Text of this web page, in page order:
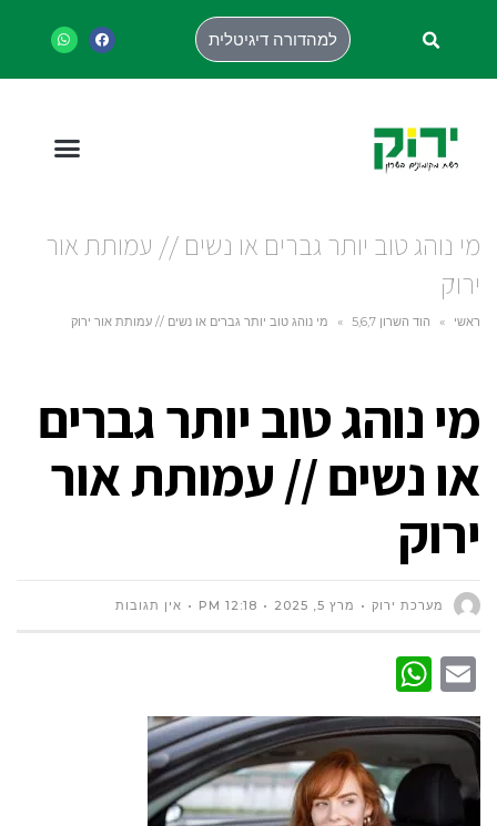
למהדורה דיגיטלית
מי נוהג טוב יותר גברים או נשים // עמותת אור
ירוק
ראשי » הוד השרון 5,6,7 » מי נוהג טוב יותר גברים או נשים // עמותת אור ירוק
מי נוהג טוב יותר גברים
או נשים // עמותת אור
ירוק
מערכת ירוק מרץ 5, 2025 12:18 PM אין תגובות
Email